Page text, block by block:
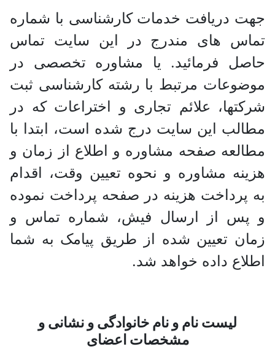
جهت دریافت خدمات کارشناسی با شماره
تماس های مندرج در این سایت تماس
حاصل فرمائید. یا مشاوره تخصصی در
موضوعات مرتبط با رشته کارشناسی ثبت
شرکتها، علائم تجاری و اختراعات که در
مطالب این سایت درج شده است، ابتدا با
مطالعه صفحه مشاوره و اطلاع از زمان و
هزینه مشاوره و نحوه تعیین وقت، اقدام
به پرداخت هزینه در صفحه پرداخت نموده
و پس از ارسال فیش، شماره تماس و
زمان تعیین شده از طریق پیامک به شما
اطلاع داده خواهد شد.
لیست نام و نام خانوادگی و نشانی و
مشخصات اعضای